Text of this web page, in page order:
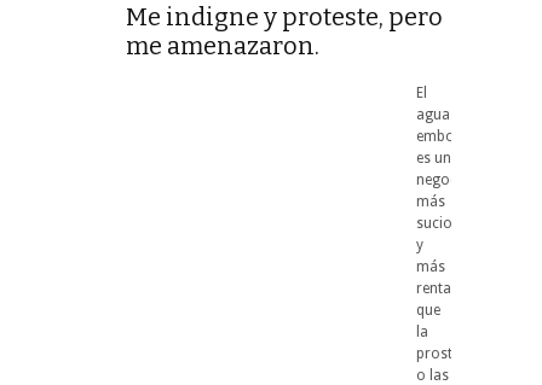
Me indigne y proteste, pero
me amenazaron.
El
agua
embotellada
es un
negocio
más
sucio
y
más
rentable
que
la
prostitución
o las